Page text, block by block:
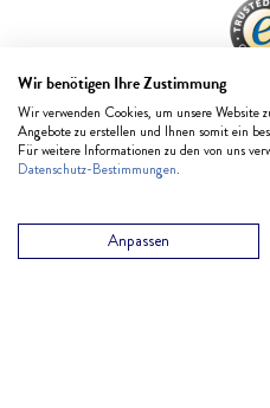
HILFE & KONTAKT
PRODUKTE
Wir benötigen Ihre Zustimmung
Wir verwenden Cookies, um unsere Website
Angebote zu erstellen und Ihnen somit ein
Für weitere Informationen zu den von uns
Datenschutz-Bestimmungen.
Anpassen